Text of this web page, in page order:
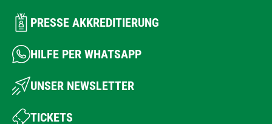
PRESSE AKKREDITIERUNG
HILFE PER WHATSAPP
UNSER NEWSLETTER
TICKETS